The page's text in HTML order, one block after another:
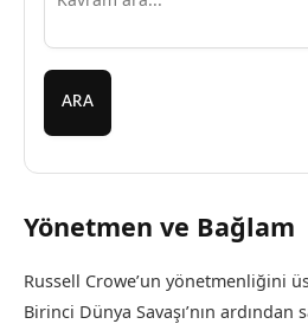
ARA
Yönetmen ve Bağlam
Russell Crowe’un yönetmenliğini
Birinci Dünya Savaşı’nın ardından